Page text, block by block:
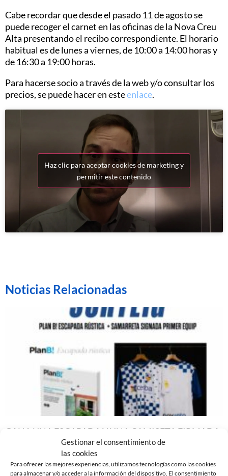
Gestionar el consentimiento de
las cookies
Para ofrecer las mejores experiencias, utilizamos tecnologías como las cookies
para almacenar y/o acceder a la información del dispositivo. El consentimiento
Cabe recordar que desde el pasado 11 de agosto se
puede recoger el carnet en las oficinas de la Nova Creu
Alta presentando el recibo correspondiente. El horario
habitual es de lunes a viernes, de 10:00 a 14:00 horas y
de 16:30 a 19:00 horas.
Para hacerse socio a través de la web y/o consultar los
precios, se puede hacer en esteenlace.
Haz clic para aceptar cookies de marketing y
permitir este contenido
Noticias Relacionadas
GANA UNA ESCAPADA Y UNA CAMISETA FIRMADA
DEL CE SABADELL CON MOVENTO MOTOR
6 de febrero de 2024
Leer más »